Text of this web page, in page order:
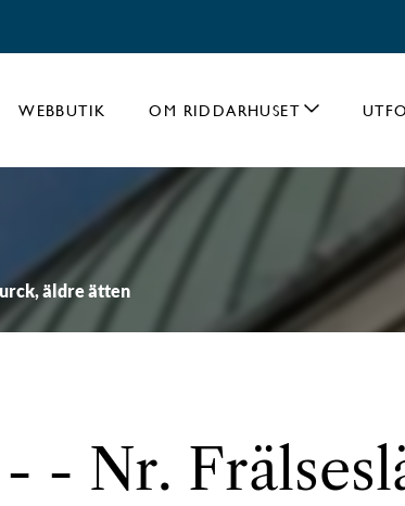
WEBBUTIK OM RIDDARHUSET
äldre ätten
- Nr.